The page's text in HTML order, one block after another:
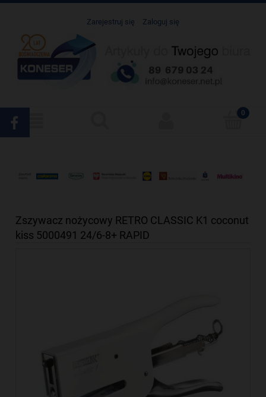
Zarejestruj się Zaloguj się
Zszywacz nożycowy RETRO CLASSIC K1 coconut
kiss 5000491 24/6-8+ RAPID